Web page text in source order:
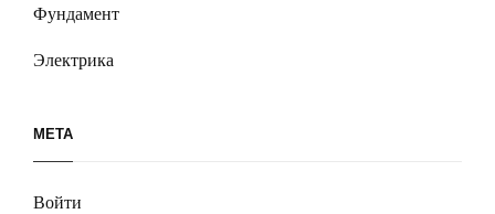
Фундамент
Электрика
МЕТА
Войти